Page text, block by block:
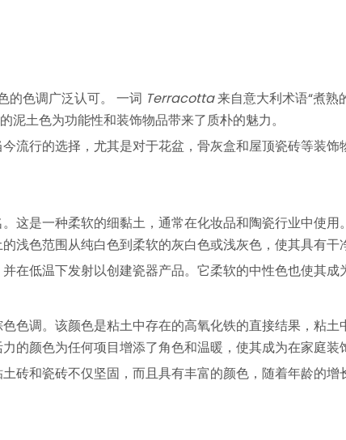
色调广泛认可。 一词 Terracotta来自意大利术语“煮熟
土色为功能性和装饰物品带来了质朴的魅力。
流行的选择，尤其是对于花盆，骨灰盒和屋顶瓷砖等装
这是一种柔软的细黏土，通常在化妆品和陶瓷行业中使用
浅色范围从纯白色到柔软的灰白色或浅灰色，使其具有干
在低温下发射以创建瓷器产品。它柔软的中性色也使其成
色调。该颜色是粘土中存在的高氧化铁的直接结果，粘
的颜色为任何项目增添了角色和温暖，使其成为在家庭装
砖和瓷砖不仅坚固，而且具有丰富的颜色，随着年龄的